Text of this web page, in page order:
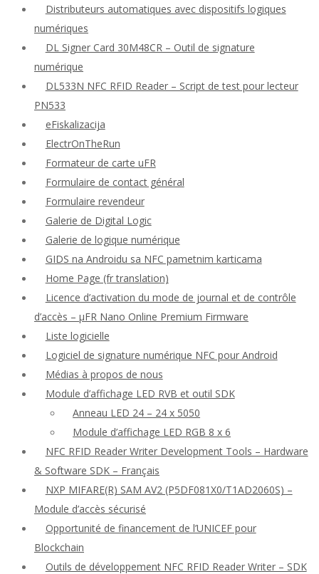
Distributeurs automatiques avec dispositifs logiques
numériques
DL Signer Card 30M48CR – Outil de signature
numérique
DL533N NFC RFID Reader – Script de test pour lecteur
PN533
eFiskalizacija
ElectrOnTheRun
Formateur de carte uFR
Formulaire de contact général
Formulaire revendeur
Galerie de Digital Logic
Galerie de logique numérique
GIDS na Androidu sa NFC pametnim karticama
Home Page (fr translation)
Licence d’activation du mode de journal et de contrôle
d’accès – μFR Nano Online Premium Firmware
Liste logicielle
Logiciel de signature numérique NFC pour Android
Médias à propos de nous
Module d’affichage LED RVB et outil SDK
Anneau LED 24 – 24 x 5050
Module d’affichage LED RGB 8 x 6
NFC RFID Reader Writer Development Tools – Hardware
& Software SDK – Français
NXP MIFARE(R) SAM AV2 (P5DF081X0/T1AD2060S) –
Module d’accès sécurisé
Opportunité de financement de l’UNICEF pour
Blockchain
Outils de développement NFC RFID Reader Writer – SDK